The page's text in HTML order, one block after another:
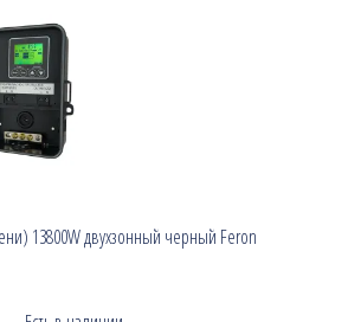
13800W двухзонный черный Feron